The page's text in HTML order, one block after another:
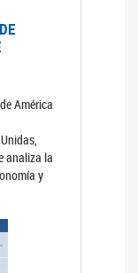
América
analiza la
y